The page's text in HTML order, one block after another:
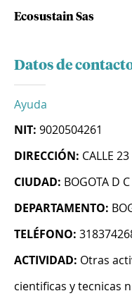
Ecosustain Sas
Datos de
Ayuda
NIT: 9020504261
DIRECCIÓN: CALLE
CIUDAD: BOGOTA D C
DEPARTAMENTO:
TELÉFONO:
ACTIVIDAD: Otras
cientificas y tecnicas